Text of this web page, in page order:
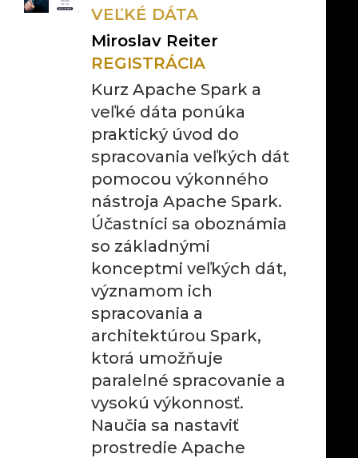
VEĽKÉ DÁTA
Miroslav Reiter
REGISTRÁCIA
Kurz Apache Spark a
veľké dáta ponúka
praktický úvod do
spracovania veľkých dát
pomocou výkonného
nástroja Apache Spark.
Účastníci sa oboznámia
so základnými
konceptmi veľkých dát,
významom ich
spracovania a
architektúrou Spark,
ktorá umožňuje
paralelné spracovanie a
vysokú výkonnosť.
Naučia sa nastaviť
prostredie Apache